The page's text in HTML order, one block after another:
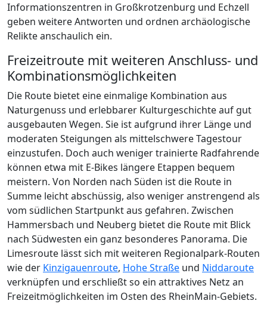
Informationszentren in Großkrotzenburg und Echzell
geben weitere Antworten und ordnen archäologische
Relikte anschaulich ein.
Freizeitroute mit weiteren Anschluss- und
Kombinationsmöglichkeiten
Die Route bietet eine einmalige Kombination aus
Naturgenuss und erlebbarer Kulturgeschichte auf gut
ausgebauten Wegen. Sie ist aufgrund ihrer Länge und
moderaten Steigungen als mittelschwere Tagestour
einzustufen. Doch auch weniger trainierte Radfahrende
können etwa mit E-Bikes längere Etappen bequem
meistern. Von Norden nach Süden ist die Route in
Summe leicht abschüssig, also weniger anstrengend als
vom südlichen Startpunkt aus gefahren. Zwischen
Hammersbach und Neuberg bietet die Route mit Blick
nach Südwesten ein ganz besonderes Panorama. Die
Limesroute lässt sich mit weiteren Regionalpark-Routen
wie der Kinzigauenroute, Hohe Straße und Niddaroute
verknüpfen und erschließt so ein attraktives Netz an
Freizeitmöglichkeiten im Osten des RheinMain-Gebiets.